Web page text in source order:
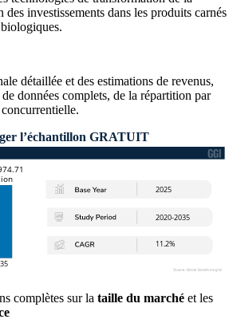
investissements dans les produits carnés
détaillée et des estimations de revenus,
données complets, de la répartition par
concurrentielle.
l’échantillon GRATUIT
complètes sur la taille du marché et les